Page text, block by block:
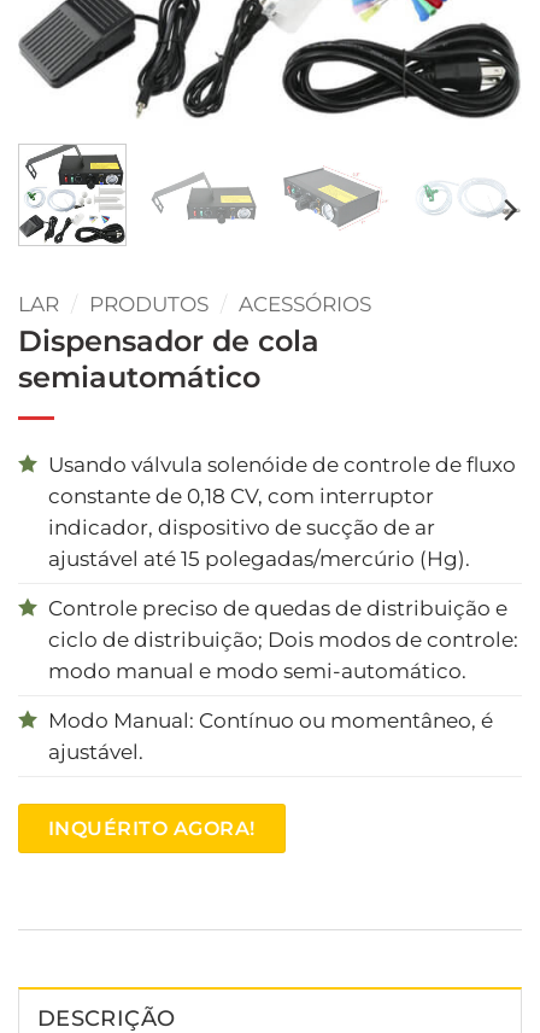
LAR / PRODUTOS / ACESSÓRIOS
Dispensador de cola
semiautomático
Usando válvula solenóide de controle de fluxo
constante de 0,18 CV, com interruptor
indicador, dispositivo de sucção de ar
ajustável até 15 polegadas/mercúrio (Hg).
Controle preciso de quedas de distribuição e
ciclo de distribuição; Dois modos de controle:
modo manual e modo semi-automático.
Modo Manual: Contínuo ou momentâneo, é
ajustável.
INQUÉRITO AGORA!
DESCRIÇÃO